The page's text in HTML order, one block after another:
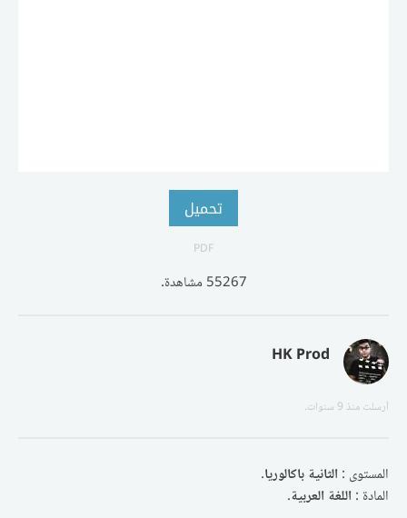
تحميل
PDF
55267 مشاهدة.
HK Prod
أرسلت منذ 9 سنوات .
المستوى : الثانية باكالوريا.
المادة : اللغة العربية.